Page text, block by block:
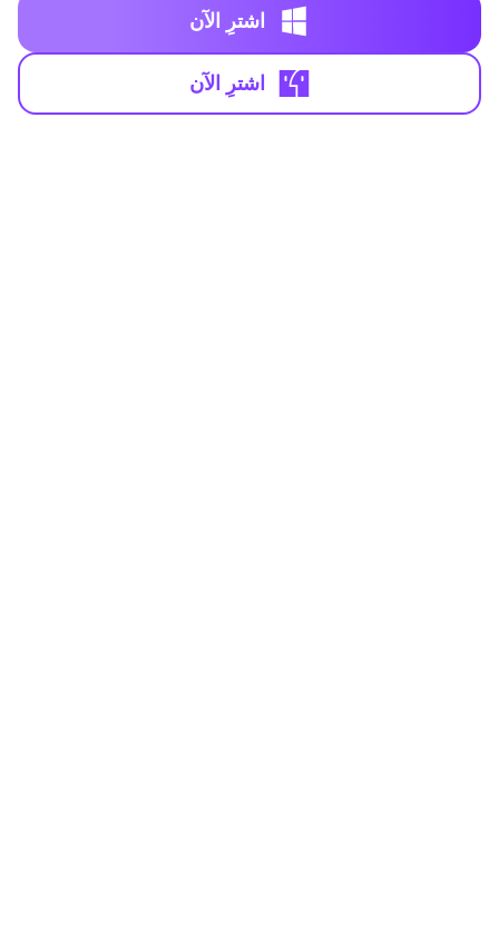
اشترِ الآن
اشترِ الآن